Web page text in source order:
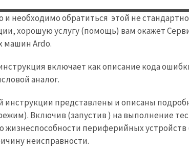
и необходимо обратиться этой не
хорошую услугу (помощь) вам окажет
машин Ardo.
включает как описание кода
аналог.
инструкции представлены и описаны
Включив (запустив ) на выполнение
жизнеспособности периферийных
неисправности.